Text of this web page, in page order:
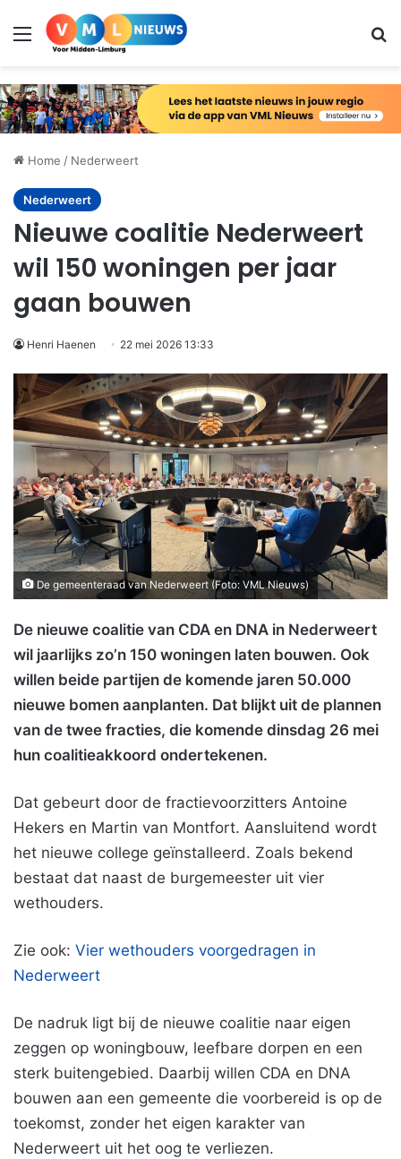
Menu
Home / Nederweert
Nederweert
Nieuwe coalitie Nederweert
wil 150 woningen per jaar
gaan bouwen
Henri Haenen 22 mei 2026 13:33
De gemeenteraad van Nederweert (Foto: VML Nieuws)
De nieuwe coalitie van CDA en DNA in Nederweert
wil jaarlijks zo’n 150 woningen laten bouwen. Ook
willen beide partijen de komende jaren 50.000
nieuwe bomen aanplanten. Dat blijkt uit de plannen
van de twee fracties, die komende dinsdag 26 mei
hun coalitieakkoord ondertekenen.
Dat gebeurt door de fractievoorzitters Antoine
Hekers en Martin van Montfort. Aansluitend wordt
het nieuwe college geïnstalleerd. Zoals bekend
bestaat dat naast de burgemeester uit vier
wethouders.
Zie ook: Vier wethouders voorgedragen in
Nederweert
De nadruk ligt bij de nieuwe coalitie naar eigen
zeggen op woningbouw, leefbare dorpen en een
sterk buitengebied. Daarbij willen CDA en DNA
bouwen aan een gemeente die voorbereid is op de
toekomst, zonder het eigen karakter van
Nederweert uit het oog te verliezen.